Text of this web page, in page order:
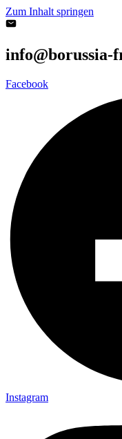
Zum Inhalt springen
info@borussia-
Facebook
Instagram